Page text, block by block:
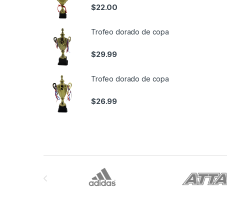
$22.00
Trofeo dorado de copa
$29.99
Trofeo dorado de copa
$26.99